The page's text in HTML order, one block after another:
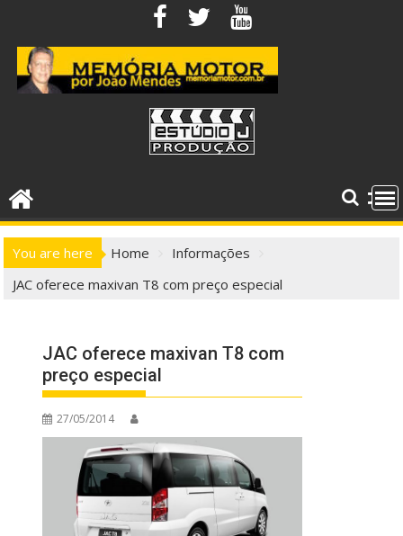
content
You are here Home
Informações
JAC oferece maxivan T8 com preço especial
JAC oferece maxivan T8 com
preço especial
27/05/2014